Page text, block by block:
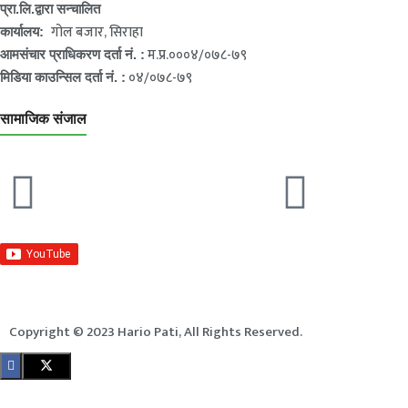
प्रा.लि.द्वारा सन्चालित
कार्यालय: गोल बजार, सिराहा
आमसंचार प्राधिकरण दर्ता नं. : म.प्र.०००४/०७८-७९
मिडिया काउन्सिल दर्ता नं. : ०४/०७८-७९
सामाजिक संजाल
Copyright © 2023 Hario Pati, All Rights Reserved.